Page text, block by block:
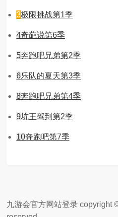
3极限挑战第1季
4奇葩说第6季
5奔跑吧兄弟第2季
6乐队的夏天第3季
8奔跑吧兄弟第4季
9坑王驾到第2季
10奔跑吧第7季
九游会官方网站登录 copyright